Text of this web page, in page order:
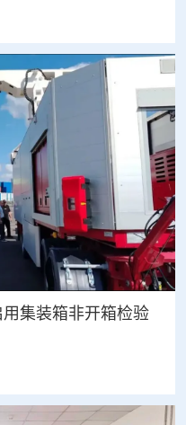
集装箱非开箱检验